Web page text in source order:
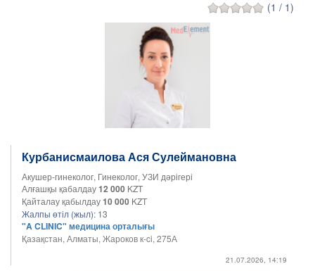
(1 / 1)
Курбанисмаилова Ася Сулеймановна
Акушер-гинеколог, Гинеколог, УЗИ дәрігері
Алғашқы қабалдау12 000 KZT
Қайталау қабылдау10 000 KZT
Жалпы өтіл (жыл): 13
"A CLINIC" медицина орталығы
Қазақстан, Алматы, Жароков к-ci, 275А
21.07.2026, 14:19